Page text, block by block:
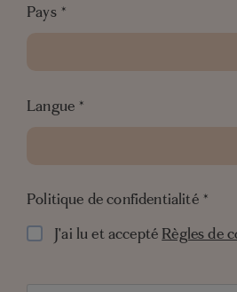
confidentialité*
Pays *
Langue *
Politique de confidentialité *
J'ai lu et accepté Règles de